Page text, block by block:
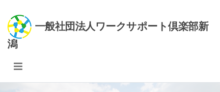
一般社団法人ワークサポート倶楽部新
潟
私達について